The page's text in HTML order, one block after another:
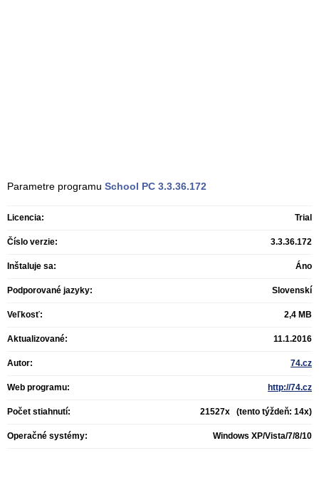
Parametre programu School PC 3.3.36.172
Licencia: Trial
Číslo verzie: 3.3.36.172
Inštaluje sa: Áno
Podporované jazyky: Slovenskí
Veľkosť: 2,4 MB
Aktualizované: 11.1.2016
Autor: 74.cz
Web programu: http://74.cz
Počet stiahnutí: 21527x (tento týždeň: 14x)
Operačné systémy: Windows XP/Vista/7/8/10